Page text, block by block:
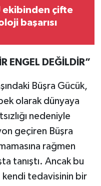
ekibinden çifte
başarısı
ENGEL DEĞİLDİR”
Büşra Gücük,
olarak dünyaya
nedeniyle
geçiren Büşra
rağmen
tanıştı. Ancak bu
kendi tedavisinin bir